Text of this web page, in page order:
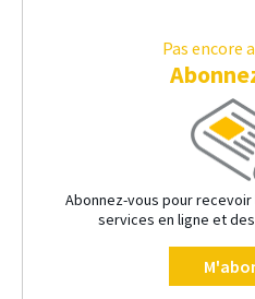
Pas encore
Abonnez-vous pour
services en ligne et